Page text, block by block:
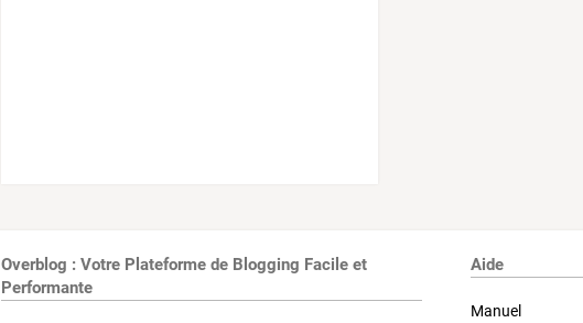
Overblog : Votre Plateforme de Blogging Facile et
Performante
Aide
Manuel